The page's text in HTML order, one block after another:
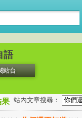
語
站台
果 站內文章搜尋：